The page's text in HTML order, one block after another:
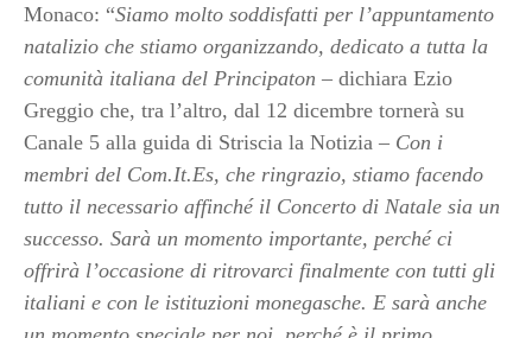
Monaco: “Siamo molto soddisfatti per l’appuntamento
natalizio che stiamo organizzando, dedicato a tutta la
comunità italiana del Principaton – dichiara Ezio
Greggio che, tra l’altro, dal 12 dicembre tornerà su
Canale 5 alla guida di Striscia la Notizia – Con i
membri del Com.It.Es, che ringrazio, stiamo facendo
tutto il necessario affinché il Concerto di Natale sia un
successo. Sarà un momento importante, perché ci
offrirà l’occasione di ritrovarci finalmente con tutti gli
italiani e con le istituzioni monegasche. E sarà anche